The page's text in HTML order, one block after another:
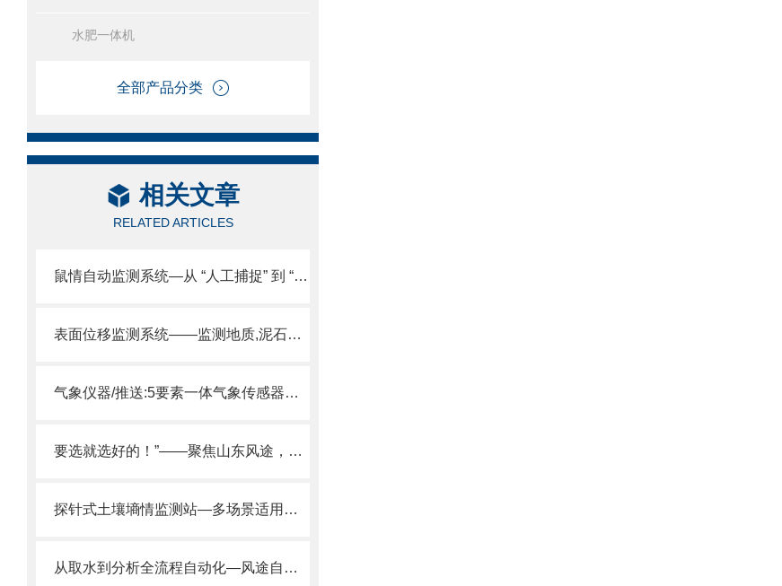
水肥一体机
全部产品分类
相关文章
RELATED ARTICLES
鼠情自动监测系统—从 “人工捕捉” 到 “智能监测”，四大核心技术支撑
表面位移监测系统——监测地质,泥石流监测地面沉降变化
气象仪器/推送:5要素一体气象传感器—采用高质量的传感器和构造设计
要选就选好的！”——聚焦山东风途，解密优质孢子捕捉仪的选购逻辑。
探针式土壤墒情监测站—多场景适用，探针一插知土壤水分温度。
从取水到分析全流程自动化—风途自来水厂水质监测设备让二次供水管理更高效